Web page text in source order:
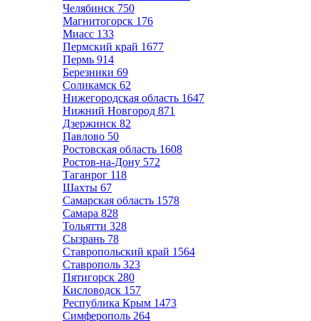
Челябинск 750
Магнитогорск 176
Миасс 133
Пермский край 1677
Пермь 914
Березники 69
Соликамск 62
Нижегородская область 1647
Нижний Новгород 871
Дзержинск 82
Павлово 50
Ростовская область 1608
Ростов-на-Дону 572
Таганрог 118
Шахты 67
Самарская область 1578
Самара 828
Тольятти 328
Сызрань 78
Ставропольский край 1564
Ставрополь 323
Пятигорск 280
Кисловодск 157
Республика Крым 1473
Симферополь 264